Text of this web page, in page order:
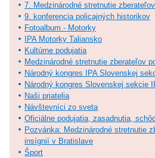
7. Medzinárodné stretnutie
9. konferencia policajných historikov
Fotoalbum - Motorky
IPA Motorky Taliansko
Kultúrne podujatia
Medzinárodné stretnutie zberateľov
Národný kongres IPA Slovenskej
Národný kongres Slovenskej sekcie
Naši priatelia
Návštevníci zo sveta
Oficiálne podujatia, zasadnutia,
Pozvánka: Medzinárodné stretnutie
insígnií v Bratislave
Šport